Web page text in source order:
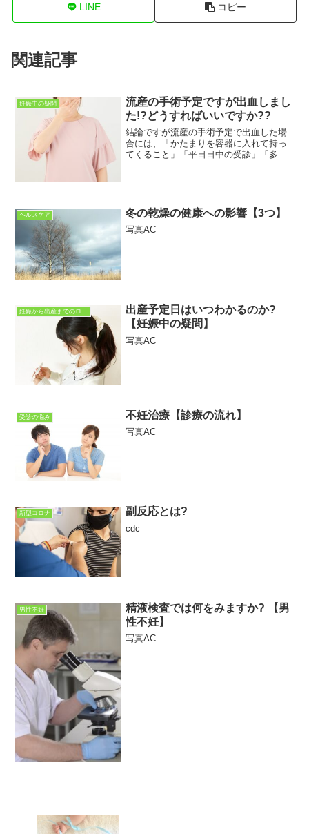
LINE コピー
関連記事
妊娠中の疑問
流産の手術予定ですが出血しまし
た!?どうすればいいですか??
結論ですが流産の手術予定で出血した場
合には、「かたまりを容器に入れて持っ
てくること」「平日日中の受診」「多量
ヘルスケア 冬の乾燥の健康への影響【3つ】
写真AC
妊娠から出産までのロードマップ
出産予定日はいつわかるのか?
【妊娠中の疑問】
写真AC
受診の悩み 不妊治療【診療の流れ】
写真AC
新型コロナ 副反応とは?
cdc
男性不妊
精液検査では何をみますか? 【男
性不妊】
写真AC